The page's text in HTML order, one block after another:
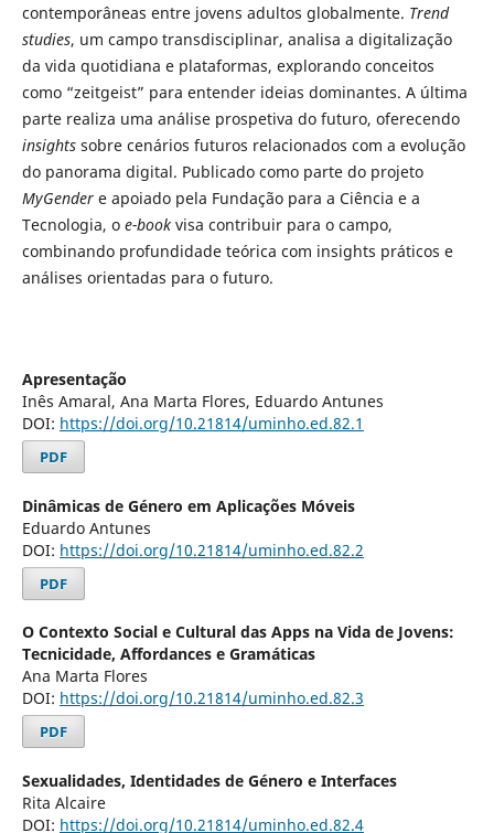
contemporâneas entre jovens adultos globalmente. Trend
studies, um campo transdisciplinar, analisa a digitalização
da vida quotidiana e plataformas, explorando conceitos
como “zeitgeist” para entender ideias dominantes. A última
parte realiza uma análise prospetiva do futuro, oferecendo
insightssobre cenários futuros relacionados com a evolução
do panorama digital. Publicado como parte do projeto
MyGendere apoiado pela Fundação para a Ciência e a
Tecnologia, oe-bookvisa contribuir para o campo,
combinando profundidade teórica com insights práticos e
análises orientadas para o futuro.
Apresentação
Inês Amaral, Ana Marta Flores, Eduardo Antunes
DOI: https://doi.org/10.21814/uminho.ed.82.1
PDF
Dinâmicas de Género em Aplicações Móveis
Eduardo Antunes
DOI: https://doi.org/10.21814/uminho.ed.82.2
PDF
O Contexto Social e Cultural das Apps na Vida de Jovens:
Tecnicidade, Affordances e Gramáticas
Ana Marta Flores
DOI: https://doi.org/10.21814/uminho.ed.82.3
PDF
Sexualidades, Identidades de Género e Interfaces
Rita Alcaire
DOI: https://doi.org/10.21814/uminho.ed.82.4